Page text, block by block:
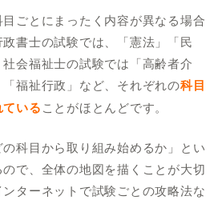
ごとにまったく内容が異なる場合
書士の試験では、「憲法」「民
会福祉士の試験では「高齢者介
福祉行政」など、それぞれの科目
いることがほとんどです。
科目から取り組み始めるか」とい
で、全体の地図を描くことが大切
ターネットで試験ごとの攻略法な